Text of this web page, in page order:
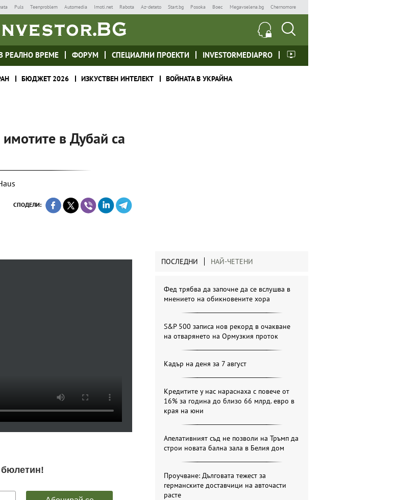
Puls Teenproblem Automedia Imoti.net Rabota Az-deteto Start.bg Posoka Boec Megavselena.bg Chernomore
РЕАЛНО ВРЕМЕ ФОРУМ СПЕЦИАЛНИ ПРОЕКТИ INVESTORMEDIAPRO
БЮДЖЕТ 2026 ИЗКУСТВЕН ИНТЕЛЕКТ ВОЙНАТА В УКРАЙНА
в Дубай са
СПОДЕЛИ:
ПОСЛЕДНИ НАЙ-ЧЕТЕНИ
Фед трябва да започне да се вслушва в
мнението на обикновените хора
S&P 500 записа нов рекорд в очакване
на отварянето на Ормузкия проток
Кадър на деня за 7 август
Кредитите у нас нараснаха с повече от
16% за година до близо 66 млрд. евро в
края на юни
Апелативният съд не позволи на Тръмп да
строи новата бална зала в Белия дом
Проучване: Дълговата тежест за
германските доставчици на авточасти
расте